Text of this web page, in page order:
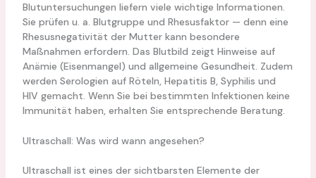
Blutuntersuchungen liefern viele wichtige Informationen.
Sie prüfen u. a. Blutgruppe und Rhesusfaktor — denn eine
Rhesusnegativität der Mutter kann besondere
Maßnahmen erfordern. Das Blutbild zeigt Hinweise auf
Anämie (Eisenmangel) und allgemeine Gesundheit. Zudem
werden Serologien auf Röteln, Hepatitis B, Syphilis und
HIV gemacht. Wenn Sie bei bestimmten Infektionen keine
Immunität haben, erhalten Sie entsprechende Beratung.
Ultraschall: Was wird wann angesehen?
Ultraschall ist eines der sichtbarsten Elemente der